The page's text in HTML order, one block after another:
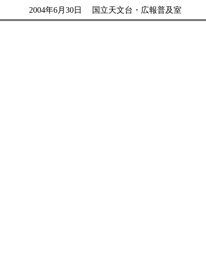
2004年6月30日 国立天文台・広報普及室